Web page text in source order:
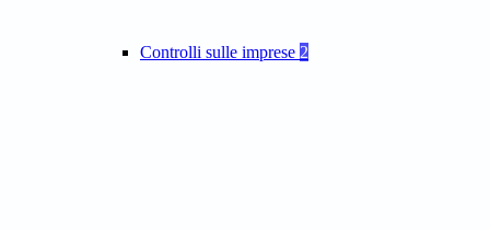
Controlli sulle imprese 2